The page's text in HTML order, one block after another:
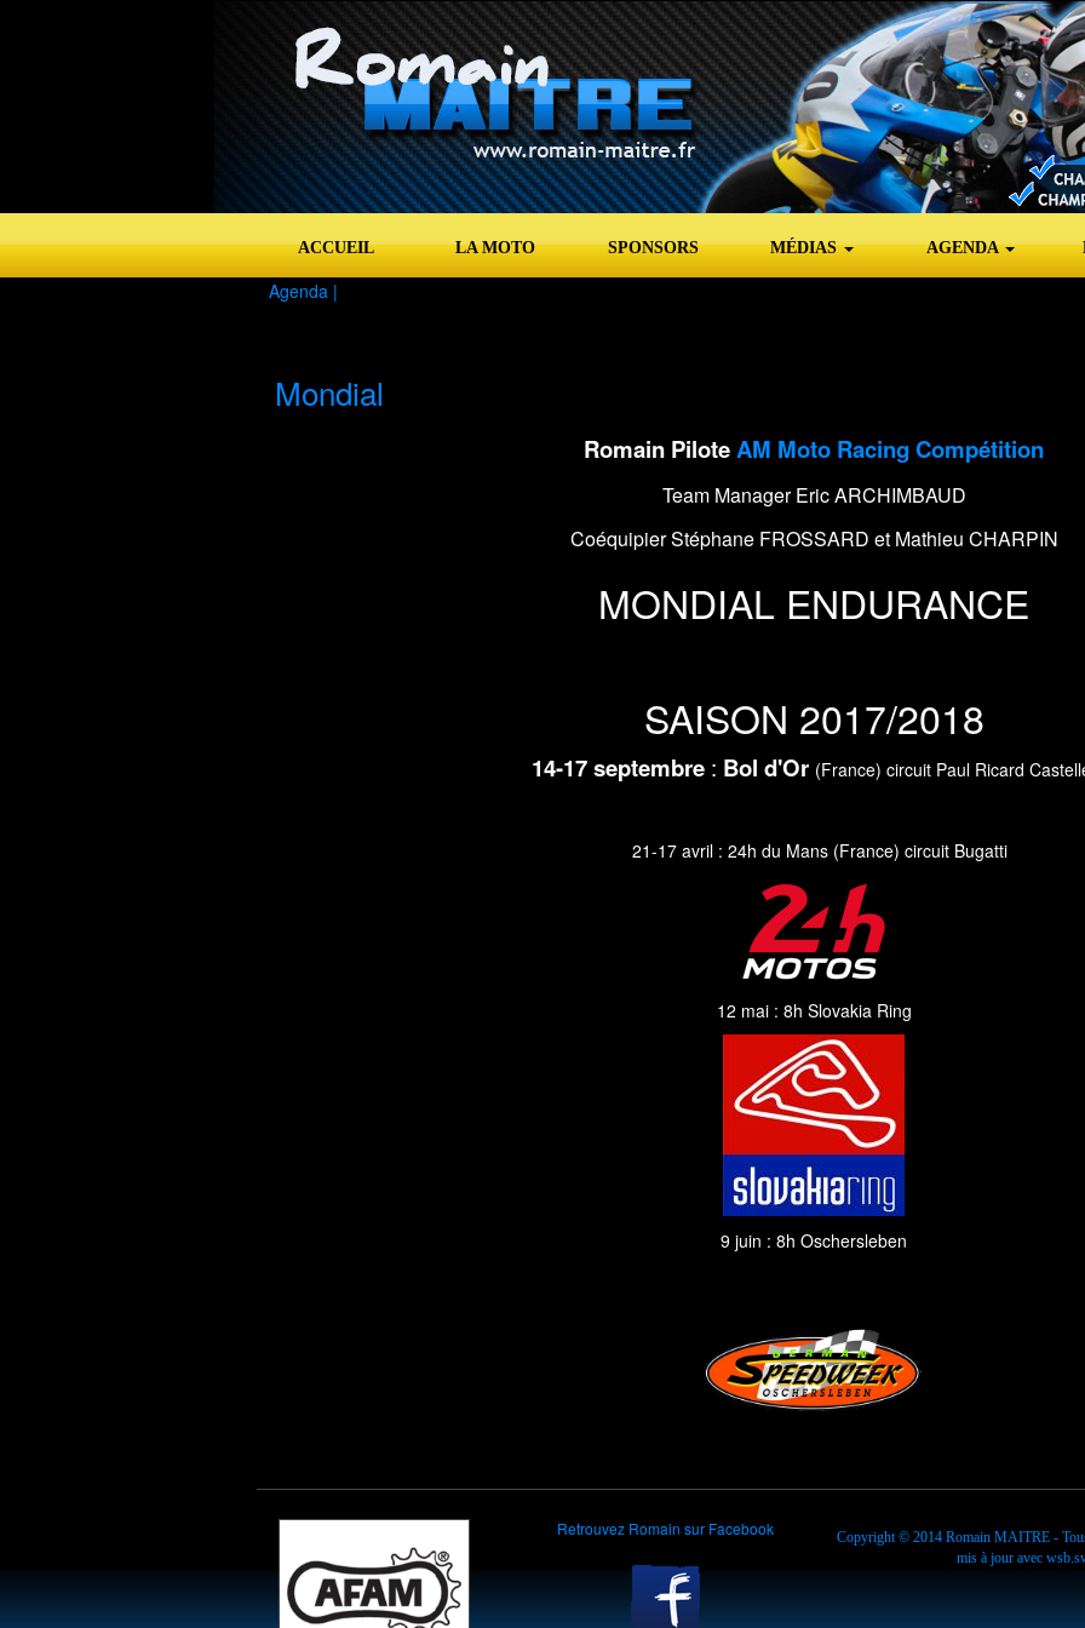
ACCUEIL LA MOTO SPONSORS MÉDIAS AGENDA
Agenda |
Mondial
Romain PiloteAM Moto Racing Compétition
Team Manager Eric ARCHIMBAUD
Coéquipier Stéphane FROSSARD et Mathieu CHARPIN
MONDIAL ENDURANCE
SAISON 2017/2018
14-17 septembre : Bol d'Or (France) circuit Paul Ricard
21-17 avril : 24h du Mans (France) circuit Bugatti
12 mai : 8h Slovakia Ring
9 juin : 8h Oschersleben
Retrouvez Romain sur Facebook Copyright © 2014 Romain MAITRE -
mis à jour avec